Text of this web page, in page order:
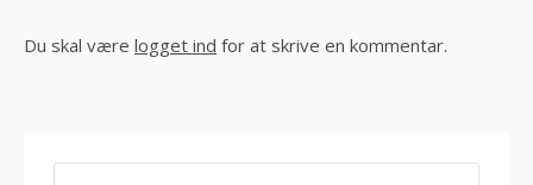
Du skal være logget ind for at skrive en kommentar.